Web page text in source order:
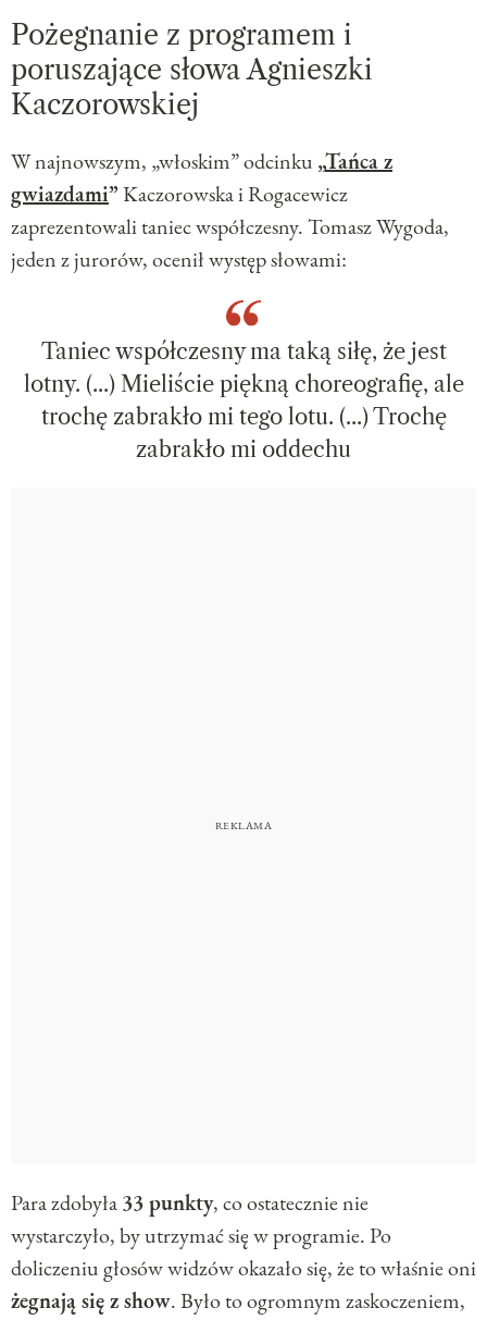
Pożegnanie z programem i
poruszające słowa Agnieszki
Kaczorowskiej
W najnowszym, „włoskim” odcinku „Tańca z
gwiazdami”Kaczorowska i Rogacewicz
zaprezentowali taniec współczesny. Tomasz Wygoda,
jeden z jurorów, ocenił występ słowami:
Taniec współczesny ma taką siłę, że jest
lotny. (...) Mieliście piękną choreografię, ale
trochę zabrakło mi tego lotu. (...) Trochę
zabrakło mi oddechu
Para zdobyła33 punkty, co ostatecznie nie
wystarczyło, by utrzymać się w programie. Po
doliczeniu głosów widzów okazało się, że to właśnie oni
żegnają się z show. Było to ogromnym zaskoczeniem,